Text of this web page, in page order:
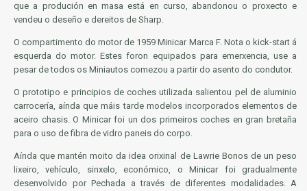
que a produción en masa está en curso, abandonou o proxecto e
vendeu o deseño e dereitos de Sharp.
O compartimento do motor de 1959 Minicar Marca F. Nota o kick-start á
esquerda do motor. Estes foron equipados para emerxencia, use a
pesar de todos os Miniautos comezou a partir do asento do condutor.
O prototipo e principios de coches utilizada salientou pel de aluminio
carrocería, aínda que máis tarde modelos incorporados elementos de
aceiro chasis. O Minicar foi un dos primeiros coches en gran bretaña
para o uso de fibra de vidro paneis do corpo.
Aínda que mantén moito da idea orixinal de Lawrie Bonos de un peso
lixeiro, vehículo, sinxelo, económico, o Minicar foi gradualmente
desenvolvido por Pechada a través de diferentes modalidades. A